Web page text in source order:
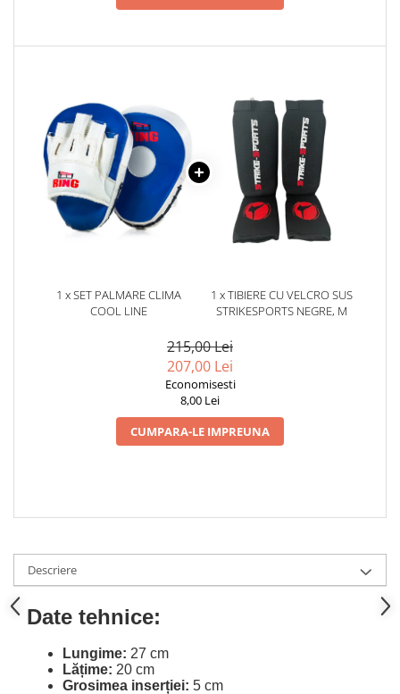
Suplimente pt Masa Musculara
PRE-Workout
Ardere/Slabire
Creatina
Vitamine/Minerale
Medicina Sportiva/Recuperare
1 x SET PALMARE CLIMA
COOL LINE
1 x TIBIERE CU VELCRO SUS
STRIKESPORTS NEGRE, M
215,00 Lei
207,00 Lei
Economisesti
8,00 Lei
CUMPARA-LE IMPREUNA
Descriere
Date tehnice:
Lungime: 27 cm
Lățime: 20 cm
Grosimea inserției: 5 cm